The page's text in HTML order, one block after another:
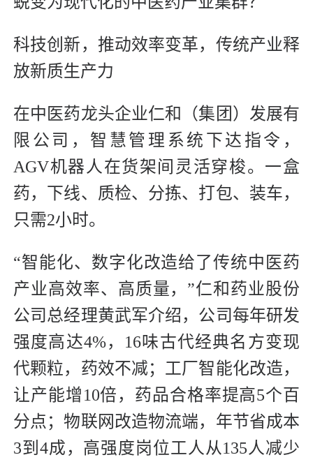
科技创新，推动效率变革，传统产业释
放新质生产力
在中医药龙头企业仁和（集团）发展有
限公司，智慧管理系统下达指令，
AGV机器人在货架间灵活穿梭。一盒
药，下线、质检、分拣、打包、装车，
只需2小时。
“智能化、数字化改造给了传统中医药
产业高效率、高质量，”仁和药业股份
公司总经理黄武军介绍，公司每年研发
强度高达4%，16味古代经典名方变现
代颗粒，药效不减；工厂智能化改造，
让产能增10倍，药品合格率提高5个百
分点；物联网改造物流端，年节省成本
3到4成，高强度岗位工人从135人减少